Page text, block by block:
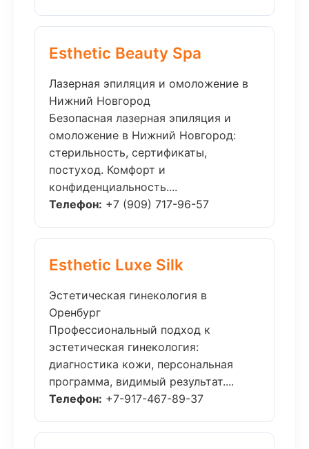
Esthetic Beauty Spa
Лазерная эпиляция и омоложение в
Нижний Новгород
Безопасная лазерная эпиляция и
омоложение в Нижний Новгород:
стерильность, сертификаты,
постуход. Комфорт и
конфиденциальность....
Телефон: +7 (909) 717-96-57
Esthetic Luxe Silk
Эстетическая гинекология в
Оренбург
Профессиональный подход к
эстетическая гинекология:
диагностика кожи, персональная
программа, видимый результат....
Телефон: +7-917-467-89-37